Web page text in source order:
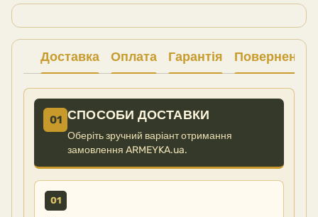
Доставка Оплата Гарантія Повернення
01 СПОСОБИ ДОСТАВКИ
Оберіть зручний варіант отримання
замовлення ARMEYKA.ua.
01